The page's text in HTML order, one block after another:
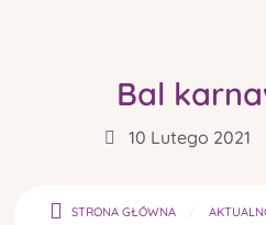
Bal
10 Lutego 2021
STRONA GŁÓWNA